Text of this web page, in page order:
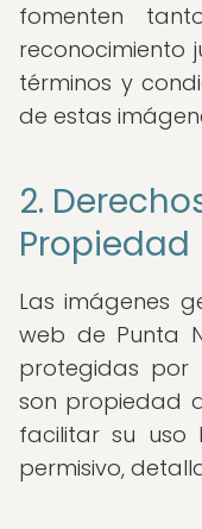
fomenten
reconocimiento
términos y
de estas
2.
Propiedad
Las imágenes
web de Punta
protegidas por
son propiedad
facilitar su uso
permisivo,